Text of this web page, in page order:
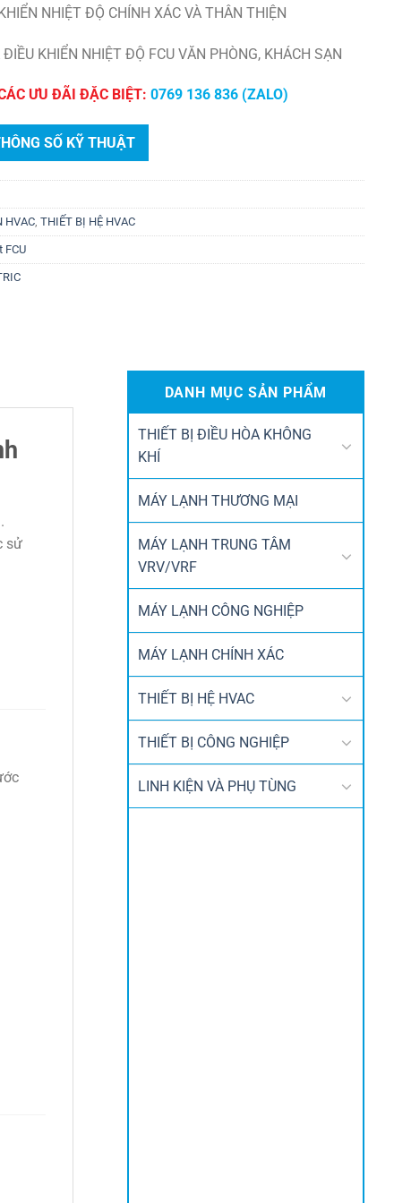
NHIỆT ĐỘ CHÍNH XÁC VÀ THÂN THIỆN
KHIỂN NHIỆT ĐỘ FCU VĂN PHÒNG, KHÁCH SẠN
ƯU ĐÃI ĐẶC BIỆT: 0769 136 836 (ZALO)
SỐ KỸ THUẬT
HVAC THIẾT BỊ HỆ HVAC
FCU
sử
DANH MỤC SẢN PHẨM
THIẾT BỊ ĐIỀU HÒA KHÔNG
KHÍ
MÁY LẠNH THƯƠNG MẠI
MÁY LẠNH TRUNG TÂM
VRV/VRF
MÁY LẠNH CÔNG NGHIỆP
MÁY LẠNH CHÍNH XÁC
THIẾT BỊ HỆ HVAC
THIẾT BỊ CÔNG NGHIỆP
LINH KIỆN VÀ PHỤ TÙNG